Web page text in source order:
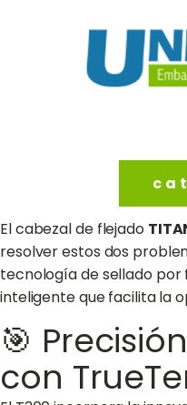
El cabezal de flejado
resolver estos dos
tecnología de sellado por
inteligente que facilita la
🎯
con